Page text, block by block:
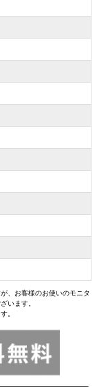
、お客様のお使いのモニタ
います。
。